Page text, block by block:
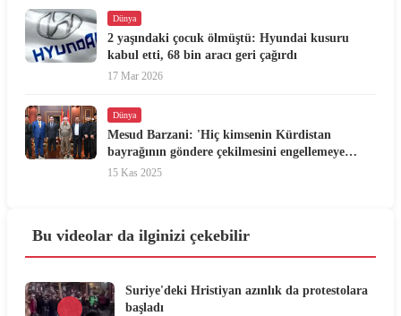
Dünya
2 yaşındaki çocuk ölmüştü: Hyundai kusuru
kabul etti, 68 bin aracı geri çağırdı
17 Mar 2026
Dünya
Mesud Barzani: 'Hiç kimsenin Kürdistan
bayrağının göndere çekilmesini engellemeye
hakkı yoktur'
15 Kas 2025
Bu videolar da ilginizi çekebilir
Suriye'deki Hristiyan azınlık da protestolara
başladı